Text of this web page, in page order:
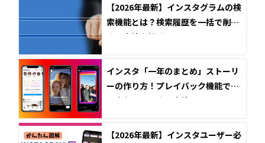
【2026年最新】インスタグラムの検
索機能とは？検索履歴を一括で削除
する方法も解説
インスタ「一年のまとめ」ストーリ
ーの作り方！プレイバック機能で思
い出をシェアする方法
【2026年最新】インスタユーザー必